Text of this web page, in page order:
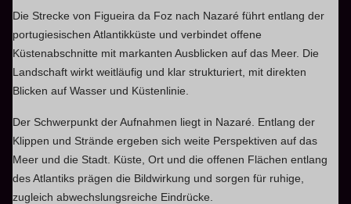
Die Strecke von Figueira da Foz nach Nazaré führt entlang der
portugiesischen Atlantikküste und verbindet offene
Küstenabschnitte mit markanten Ausblicken auf das Meer. Die
Landschaft wirkt weitläufig und klar strukturiert, mit direkten
Blicken auf Wasser und Küstenlinie.
Der Schwerpunkt der Aufnahmen liegt in Nazaré. Entlang der
Klippen und Strände ergeben sich weite Perspektiven auf das
Meer und die Stadt. Küste, Ort und die offenen Flächen entlang
des Atlantiks prägen die Bildwirkung und sorgen für ruhige,
zugleich abwechslungsreiche Eindrücke.